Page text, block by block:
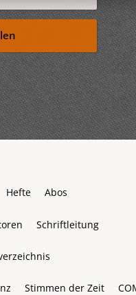
Hefte Abos
Schriftleitung
Stimmen der Zeit